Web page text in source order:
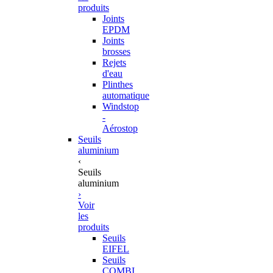
produits
Joints
EPDM
Joints
brosses
Rejets
d'eau
Plinthes
automatique
Windstop
-
Aérostop
Seuils
aluminium
‹
Seuils
aluminium
›
Voir
les
produits
Seuils
EIFEL
Seuils
COMBI